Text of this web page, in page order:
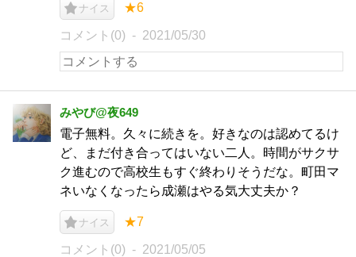
ナイス ★6
コメント(0) 2021/05/30
みやび@夜649
電子無料。久々に続きを。好きなのは認めてるけ
ど、まだ付き合ってはいない二人。時間がサクサ
ク進むので高校生もすぐ終わりそうだな。町田マ
ネいなくなったら成瀬はやる気大丈夫か？
ナイス ★7
コメント(0) 2021/05/05